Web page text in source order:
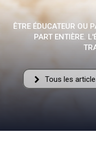
ÊTRE ÉDUCATEUR OU
PART ENTIÈRE.
Tous les